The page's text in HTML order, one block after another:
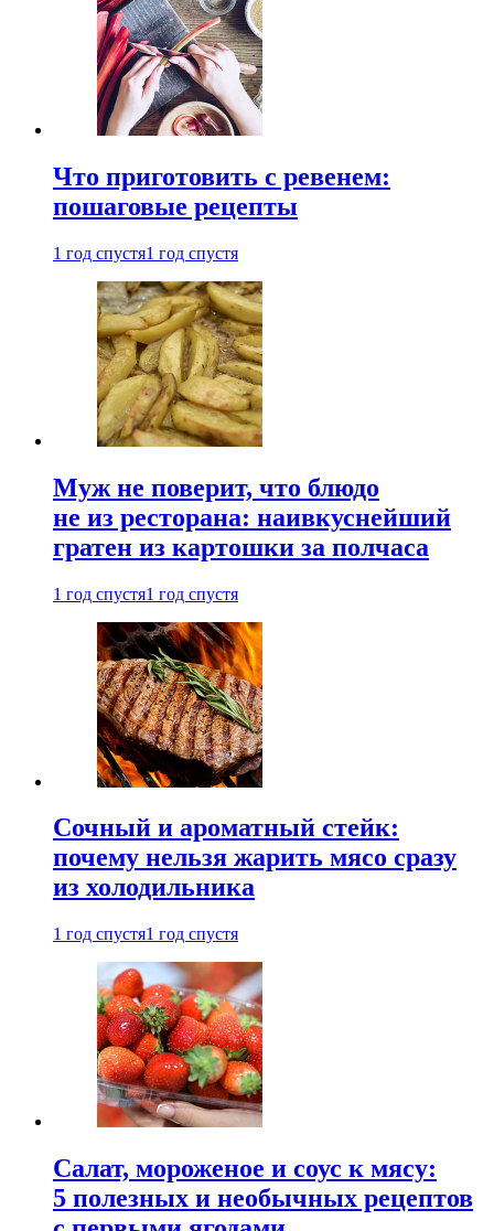
Что приготовить с ревенем:
пошаговые рецепты
1 год спустя1 год спустя
Муж не поверит, что блюдо
не из ресторана: наивкуснейший
гратен из картошки за полчаса
1 год спустя1 год спустя
Сочный и ароматный стейк:
почему нельзя жарить мясо сразу
из холодильника
1 год спустя1 год спустя
Салат, мороженое и соус к мясу:
5 полезных и необычных рецептов